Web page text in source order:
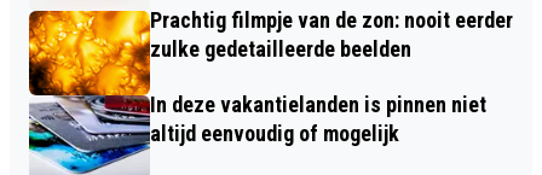
Prachtig filmpje van de zon: nooit eerder
zulke gedetailleerde beelden
In deze vakantielanden is pinnen niet
altijd eenvoudig of mogelijk